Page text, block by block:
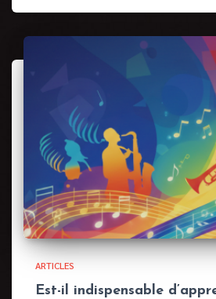
ARTICLES
Est-il indispensable